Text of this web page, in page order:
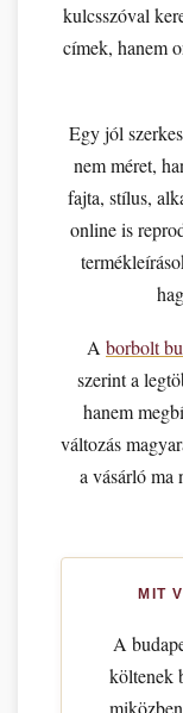
kulcsszóval
címek, hanem
Egy jól
nem méret,
fajta, stílus,
online is
A borbolt
szerint a
hanem
változás
a vásárló ma
MIT
A
költenek